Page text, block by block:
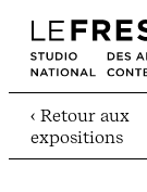
‹ Retour aux
expositions